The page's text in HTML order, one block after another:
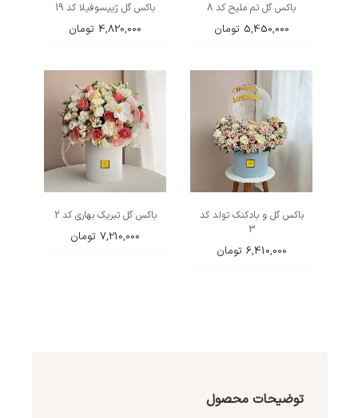
باکس گل ژیپسوفیلا کد 19
4,820,000 تومان
باکس گل تم ملیح کد 8
5,450,000 تومان
باکس گل تبریک بهاری کد 2
7,210,000 تومان
باکس گل و بادکنک تولد کد
3
6,410,000 تومان
توضیحات محصول